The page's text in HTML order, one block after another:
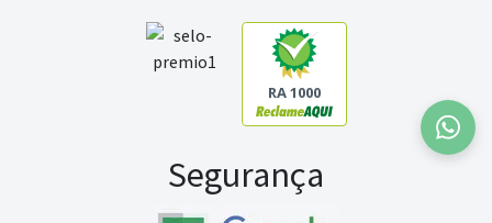
RA 1000
Segurança